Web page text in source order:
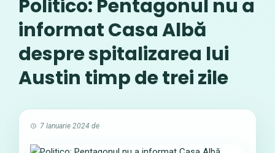
Politico: Pentagonul nu a
informat Casa Albă
despre spitalizarea lui
Austin timp de trei zile
7 Ianuarie 2024 de